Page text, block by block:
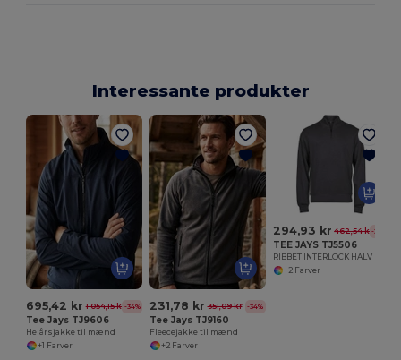
Interessante produkter
695,42 kr 1 054,15 kr-34%
Tee Jays TJ9606
Helårsjakke til mænd
+1 Farver
231,78 kr 351,09 kr -34%
Tee Jays TJ9160
Fleecejakke til mænd
+2 Farver
294,93 kr 462,54 kr-36%
TEE JAYS TJ5506
+2 Farver